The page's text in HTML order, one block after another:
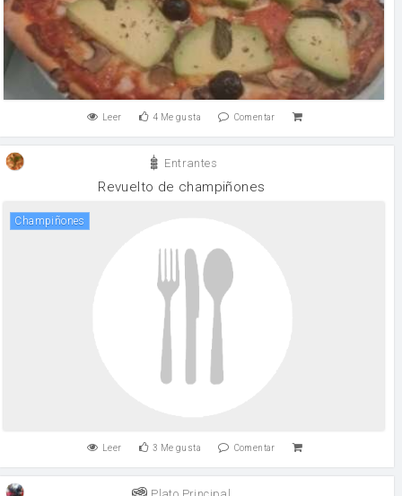
Leer 4 Me gusta Comentar
Entrantes
Revuelto de champiñones
champiñones
Leer 3 Me gusta Comentar